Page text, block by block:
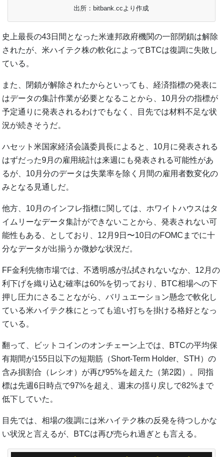
出所：bitbank.ccより作成
史上最長の43日間となった米連邦政府機関の一部閉鎖は解除
されたが、米ハイテク株の軟化によってBTCは復調に失敗し
ている。
また、閉鎖が解除されたからといっても、経済指標の発表に
はデータの集計作業が必要となることから、10月分の指標が
予定通りに発表されるわけでもなく、目先では材料不足な状
況が続きそうだ。
ハセット米国家経済会議委員長によると、10月に発表される
はずだった9月の雇用統計は来週にも発表される可能性があ
るが、10月分のデータは失業率を除く月間の雇用者数変化の
みとなる見通しだ。
他方、10月のインフレ指標に関しては、ホワイトハウスはタ
イムリーなデータ集計ができないことから、発表されない可
能性もある、としており、12月9日〜10日のFOMCまでに十
分なデータが出揃うか微妙な状況だ。
FF金利先物市場では、不透明感が払拭されないなか、12月の
利下げを織り込む確率は60%を切っており、BTC相場への下
押し圧力にさることながら、バリュエーション懸念で軟化し
ている米ハイテク株にとっても追い打ちを掛ける格好となっ
ている。
翻って、ビットコインのオンチェーン上では、BTCの平均保
有期間が155日以下の短期筋（Short-Term Holder、STH）の
含み損割合（レシオ）が再び95%を超えた（第2図）。同指
標は先週6日時点で97%を超え、週末の揺り戻しで82%まで
低下していた。
目先では、相場の復調には米ハイテク株の反発を待つしかな
い状況と言えるが、BTCは再び売られ過ぎとも言える。